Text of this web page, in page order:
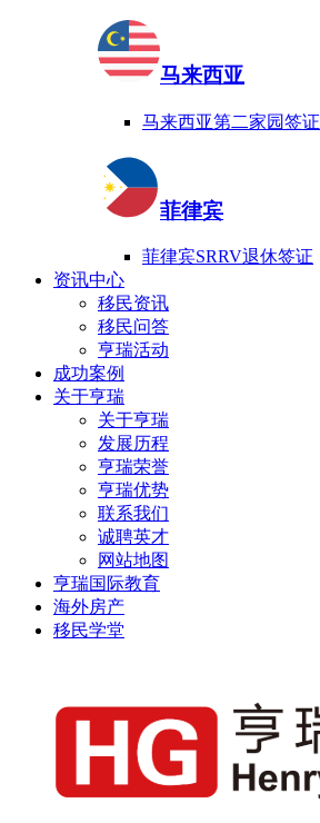
马来西亚
马来西亚第二家园签证
菲律宾
菲律宾SRRV退休签证
资讯中心
移民资讯
移民问答
亨瑞活动
成功案例
关于亨瑞
关于亨瑞
发展历程
亨瑞荣誉
亨瑞优势
联系我们
诚聘英才
网站地图
亨瑞国际教育
海外房产
移民学堂